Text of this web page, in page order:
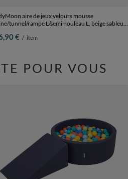
aire de jeux velours mousse
tunnel/rampe L/semi-rouleau L, beige sableux,
€ / item
POUR VOUS